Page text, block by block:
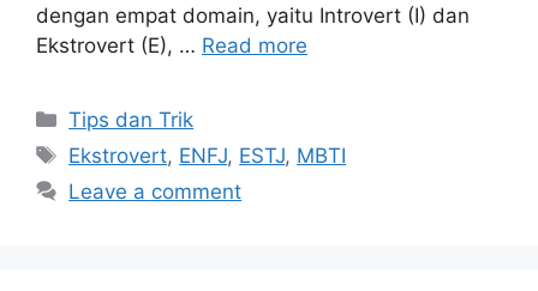
dengan empat domain, yaitu Introvert (I) dan
Ekstrovert (E), … Read more
Tips dan Trik
Ekstrovert, ENFJ, ESTJ, MBTI
Leave a comment